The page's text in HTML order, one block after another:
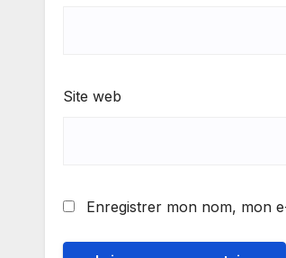
Site web
Enregistrer mon nom, mon